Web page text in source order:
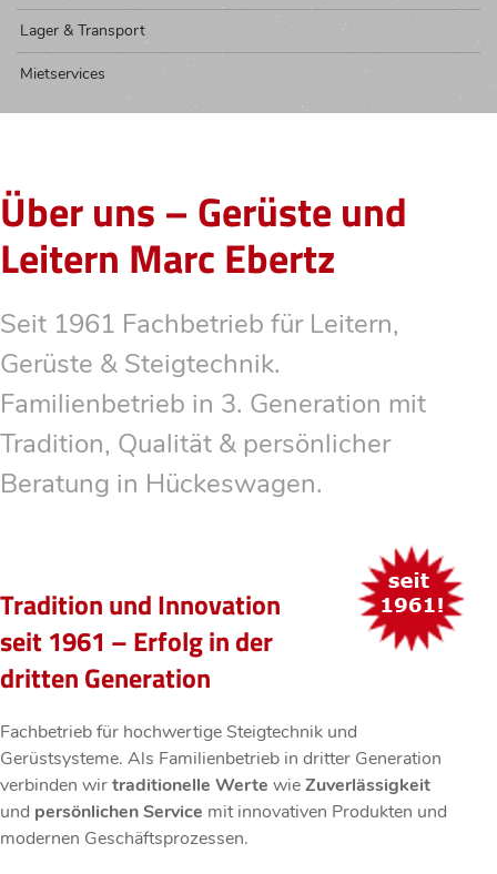
Lager & Transport
Mietservices
Über uns – Gerüste und
Leitern Marc Ebertz
Seit 1961 Fachbetrieb für Leitern,
Gerüste & Steigtechnik.
Familienbetrieb in 3. Generation mit
Tradition, Qualität & persönlicher
Beratung in Hückeswagen.
Tradition und Innovation
seit 1961 – Erfolg in der
dritten Generation
Fachbetrieb für hochwertige Steigtechnik und
Gerüstsysteme. Als Familienbetrieb in dritter Generation
verbinden wirtraditionelle Werte wieZuverlässigkeit
und persönlichen Service mit innovativen Produkten und
modernen Geschäftsprozessen.